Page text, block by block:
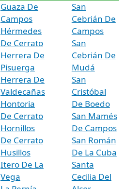
Guaza De
Campos
Hérmedes
De Cerrato
Herrera De
Pisuerga
Herrera De
Valdecañas
Hontoria
De Cerrato
Hornillos
De Cerrato
Husillos
Itero De La
Vega
San
Cebrián De
Campos
San
Cebrián De
Mudá
San
Cristóbal
De Boedo
San Mamés
De Campos
San Román
De La Cuba
Santa
Cecilia Del